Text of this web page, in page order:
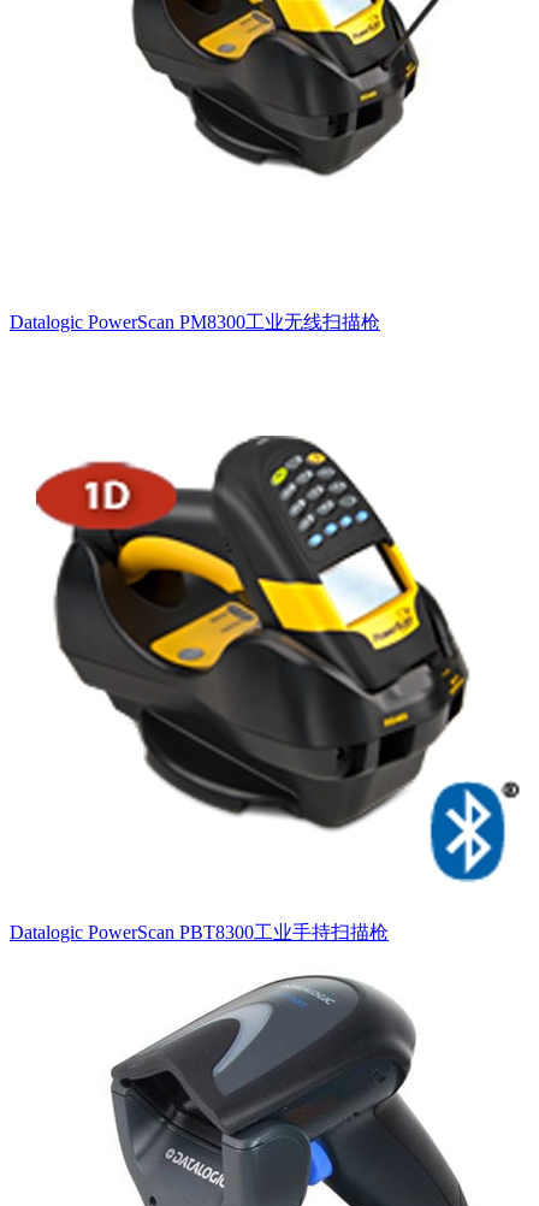
Datalogic PowerScan PM8300工业无线扫描枪
Datalogic PowerScan PBT8300工业手持扫描枪